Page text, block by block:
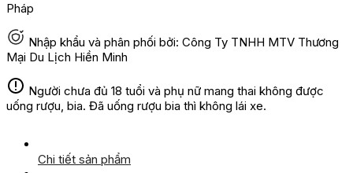
Pháp
Nhập khẩu và phân phối bởi: Công Ty TNHH MTV Thương
Mại Du Lịch Hiền Minh
Người chưa đủ 18 tuổi và phụ nữ mang thai không được
uống rượu, bia. Đã uống rượu bia thì không lái xe.
Chi tiết sản phẩm